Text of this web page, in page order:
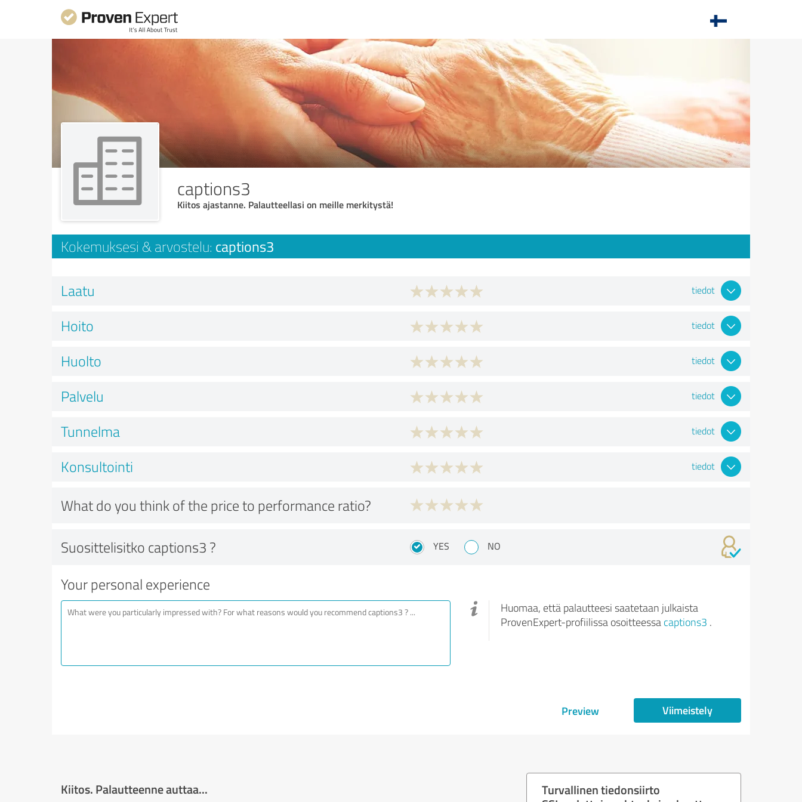
captions3
Kiitos ajastanne. Palautteellasi on meille merkitystä!
Kokemuksesi & arvostelu: captions3
Laatu tiedot
Hoito tiedot
Huolto tiedot
Palvelu tiedot
Tunnelma tiedot
Konsultointi tiedot
What do you think of the price to performance ratio?
Suosittelisitko captions3 ? YES NO
Your personal experience
Huomaa, että palautteesi saatetaan julkaista
ProvenExpert-profiilissa osoitteessa captions3 .
Preview Viimeistely
Kiitos. Palautteenne auttaa...
Turvallinen tiedonsiirto